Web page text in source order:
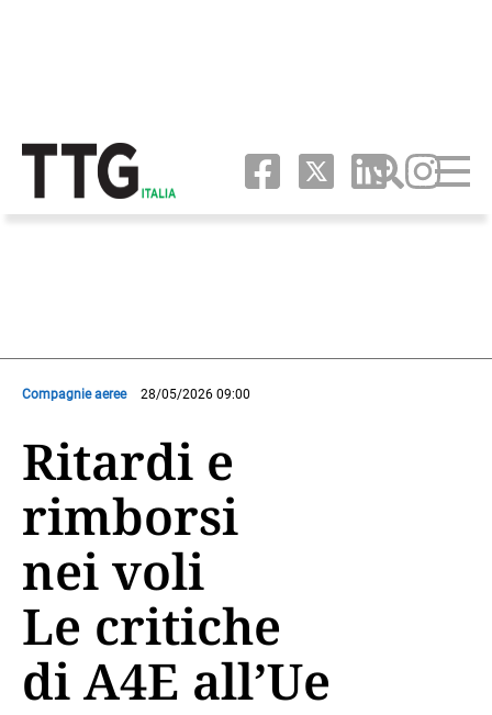
Compagnie aeree 28/05/2026 09:00
Ritardi e
rimborsi
nei voli
Le critiche
di A4E all’Ue